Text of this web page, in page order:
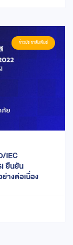
ข่าวประชาสัมพันธ์
IEC
ยืนยัน
างต่อเนื่อง